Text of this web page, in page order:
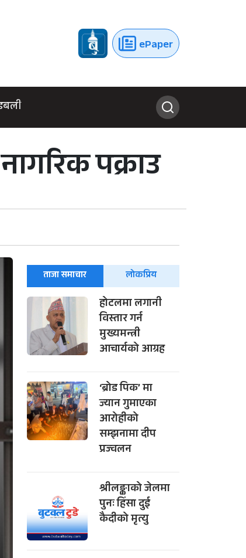
ePaper
पक्राउ
ताजा समाचार लोकप्रिय
होटलमा लगानी
विस्तार गर्न
मुख्यमन्त्री
आचार्यको आग्रह
‘ब्रोड पिक’ मा
ज्यान गुमाएका
आरोहीको
सम्झनामा दीप
प्रज्वलन
श्रीलङ्काको जेलमा
पुनः हिंसा दुई
कैदीको मृत्यु